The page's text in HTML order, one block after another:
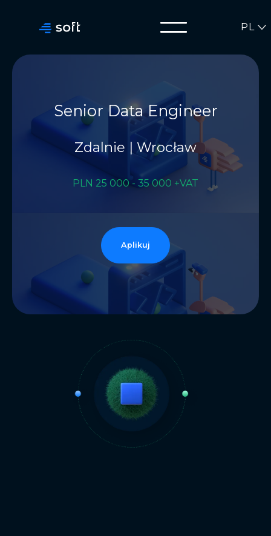
PL
Senior Data Engineer
Zdalnie | Wrocław
PLN 25 000 - 35 000 +VAT
Aplikuj